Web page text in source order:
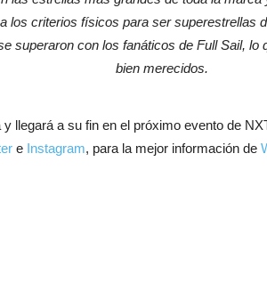
los criterios físicos para ser superestrellas
superaron con los fanáticos de Full Sail,
bien merecidos.
llegará a su fin en el próximo evento de
e Instagram, para la mejor información de